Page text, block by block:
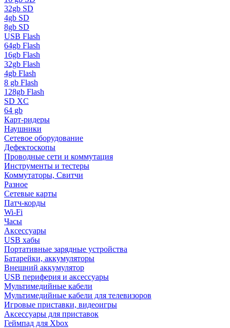
32gb SD
4gb SD
8gb SD
USB Flash
64gb Flash
16gb Flash
32gb Flash
4gb Flash
8 gb Flash
128gb Flash
SD XC
64 gb
Карт-ридеры
Наушники
Сетевое оборудование
Дефектоскопы
Проводные сети и коммутация
Инструменты и тестеры
Коммутаторы, Свитчи
Разное
Сетевые карты
Патч-корды
Wi-Fi
Часы
Аксессуары
USB хабы
Портативные зарядные устройства
Батарейки, аккумуляторы
Внешний аккумулятор
USB периферия и аксессуары
Мультимедийные кабели
Мультимедийные кабели для телевизоров
Игровые приставки, видеоигры
Аксессуары для приставок
Геймпад для Xbox